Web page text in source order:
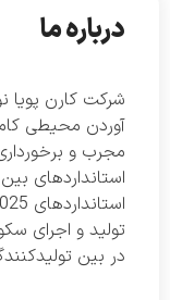
درباره ما
آوردن محیطی
مجرب و
تولید و اجرای
در بین